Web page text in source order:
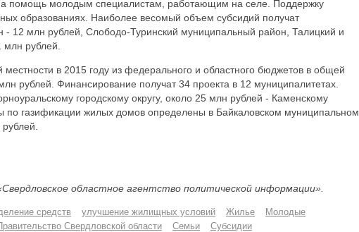
помощь молодым специалистам, работающим на селе. Поддержку
образованиях. Наиболее весомый объем субсидий получат
- 12 млн рублей, Слободо-Туринский муниципальный район, Талицкий и
млн рублей.
местности в 2015 году из федерального и областного бюджетов в общей
рублей. Финансирование получат 34 проекта в 12 муниципалитетах.
городскому округу, около 25 млн рублей - Каменскому
по газификации жилых домов определены в Байкаловском муниципальном
областное агентство политической информации».
средств улучшение жилищных условий Жилье
Молодые
Свердловской области Семьи Субсидии